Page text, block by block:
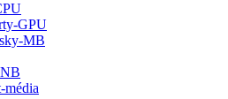
GPU
MB
média